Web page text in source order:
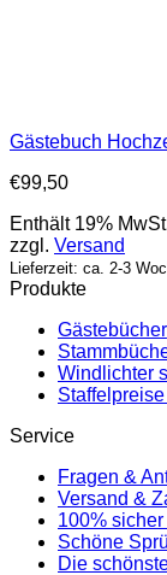
Gästebuch
€99,50
Enthält 19%
zzgl. Versand
Lieferzeit: ca. 2-3
Produkte
Gästebücher
Windlichter
Service
Fragen &
Versand &
100%
Schöne
Die